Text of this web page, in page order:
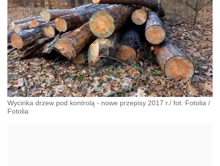
Wycinka drzew pod kontrolą - nowe przepisy 2017 r./ fot. Fotolia /
Fotolia